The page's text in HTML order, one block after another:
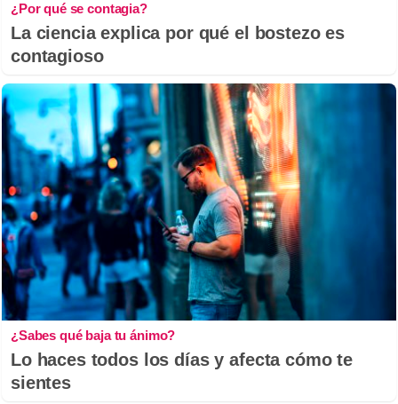
¿Por qué se contagia?
La ciencia explica por qué el bostezo es
contagioso
¿Sabes qué baja tu ánimo?
Lo haces todos los días y afecta cómo te
sientes